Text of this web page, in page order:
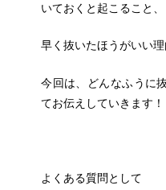
いておくと起こること、
早く抜いたほうがいい
今回は、どんなふうに
てお伝えしていきます！
よくある質問として